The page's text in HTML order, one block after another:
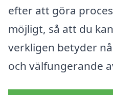
efter att göra
möjligt, så att du
verkligen betyder
och välfungerande